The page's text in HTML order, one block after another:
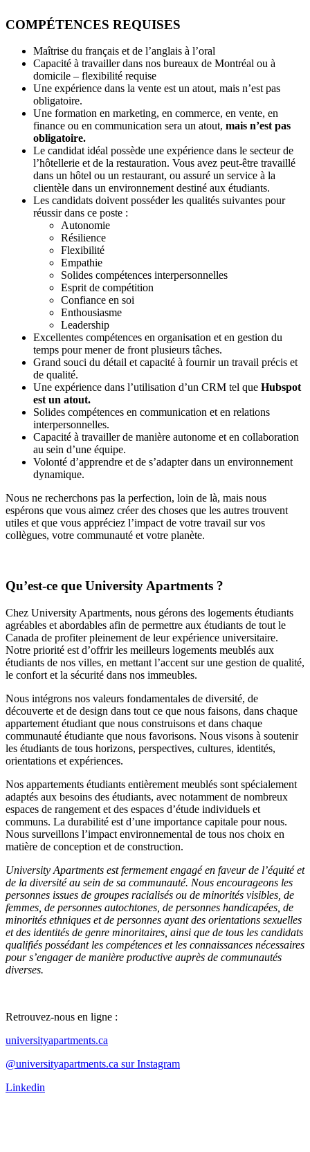
COMPÉTENCES REQUISES
Maîtrise du français et de l’anglais à l’oral
Capacité à travailler dans nos bureaux de Montréal ou à
domicile – flexibilité requise
Une expérience dans la vente est un atout, mais n’est pas
obligatoire.
Une formation en marketing, en commerce, en vente, en
finance ou en communication sera un atout, mais n’est pas
obligatoire.
Le candidat idéal possède une expérience dans le secteur de
l’hôtellerie et de la restauration. Vous avez peut-être travaillé
dans un hôtel ou un restaurant, ou assuré un service à la
clientèle dans un environnement destiné aux étudiants.
Les candidats doivent posséder les qualités suivantes pour
réussir dans ce poste :
Autonomie
Résilience
Flexibilité
Empathie
Solides compétences interpersonnelles
Esprit de compétition
Confiance en soi
Enthousiasme
Leadership
Excellentes compétences en organisation et en gestion du
temps pour mener de front plusieurs tâches.
Grand souci du détail et capacité à fournir un travail précis et
de qualité.
Une expérience dans l’utilisation d’un CRM tel que Hubspot
est un atout.
Solides compétences en communication et en relations
interpersonnelles.
Capacité à travailler de manière autonome et en collaboration
au sein d’une équipe.
Volonté d’apprendre et de s’adapter dans un environnement
dynamique.
Nous ne recherchons pas la perfection, loin de là, mais nous
espérons que vous aimez créer des choses que les autres trouvent
utiles et que vous appréciez l’impact de votre travail sur vos
collègues, votre communauté et votre planète.
Qu’est-ce que University Apartments ?
Chez University Apartments, nous gérons des logements étudiants
agréables et abordables afin de permettre aux étudiants de tout le
Canada de profiter pleinement de leur expérience universitaire.
Notre priorité est d’offrir les meilleurs logements meublés aux
étudiants de nos villes, en mettant l’accent sur une gestion de qualité,
le confort et la sécurité dans nos immeubles.
Nous intégrons nos valeurs fondamentales de diversité, de
découverte et de design dans tout ce que nous faisons, dans chaque
appartement étudiant que nous construisons et dans chaque
communauté étudiante que nous favorisons. Nous visons à soutenir
les étudiants de tous horizons, perspectives, cultures, identités,
orientations et expériences.
Nos appartements étudiants entièrement meublés sont spécialement
adaptés aux besoins des étudiants, avec notamment de nombreux
espaces de rangement et des espaces d’étude individuels et
communs. La durabilité est d’une importance capitale pour nous.
Nous surveillons l’impact environnemental de tous nos choix en
matière de conception et de construction.
University Apartments est fermement engagé en faveur de l’équité et
de la diversité au sein de sa communauté. Nous encourageons les
personnes issues de groupes racialisés ou de minorités visibles, de
femmes, de personnes autochtones, de personnes handicapées, de
minorités ethniques et de personnes ayant des orientations sexuelles
et des identités de genre minoritaires, ainsi que de tous les candidats
qualifiés possédant les compétences et les connaissances nécessaires
pour s’engager de manière productive auprès de communautés
diverses.
Retrouvez-nous en ligne :
universityapartments.ca
@universityapartments.ca sur Instagram
Linkedin